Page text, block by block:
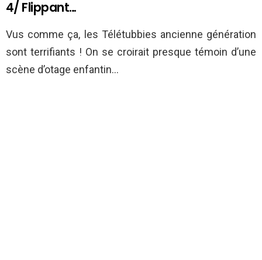
4/ Flippant…
Vus comme ça, les Télétubbies ancienne génération
sont terrifiants ! On se croirait presque témoin d’une
scène d’otage enfantin…